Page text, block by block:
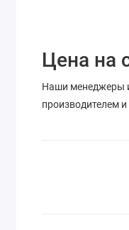
Цена на
Наши менеджеры
производителем